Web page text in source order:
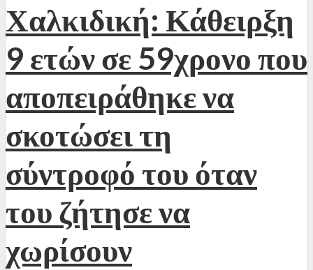
Χαλκιδική: Κάθειρξη
9 ετών σε 59χρονο που
αποπειράθηκε να
σκοτώσει τη
σύντροφό του όταν
του ζήτησε να
χωρίσουν